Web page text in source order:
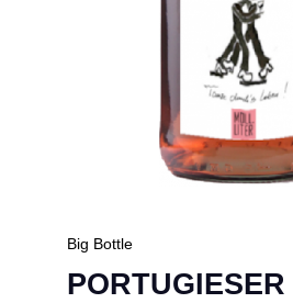
Big Bottle
PORTUGIESER